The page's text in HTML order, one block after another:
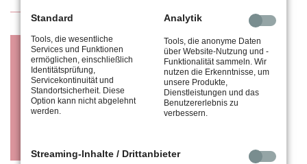
Mitgliedsbeiträge / Infos für Neumitglieder
Mannschaften
Allgemeine Informationen
Spieltermine
Anmeldung zur Tennis-Mannschaft (Jugend)
Standard
Tools, die wesentliche
Services und Funktionen
ermöglichen, einschließlich
Identitätsprüfung,
Servicekontinuität und
Standortsicherheit. Diese
Option kann nicht abgelehnt
werden.
Analytik
Tools, die anonyme Daten
über Website-Nutzung und -
Funktionalität sammeln. Wir
nutzen die Erkenntnisse, um
unsere Produkte,
Dienstleistungen und das
Benutzererlebnis zu
verbessern.
Streaming-Inhalte / Drittanbieter